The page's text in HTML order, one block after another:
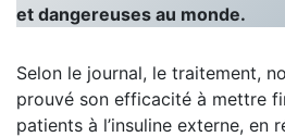
et dangereuses au monde.
Selon le journal, le traitement,
prouvé son efficacité à mettre
patients à l’insuline externe, en